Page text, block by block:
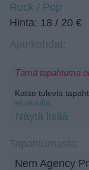
Rock / Pop
Hinta: 18 / 20 €
Tämä tapahtuma
Katso tulevia
etusivulta.
Näytä lisää
Nem Agency